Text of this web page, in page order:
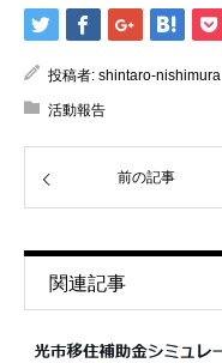
投稿者: shintaro-nishimura
活動報告
前の記事
関連記事